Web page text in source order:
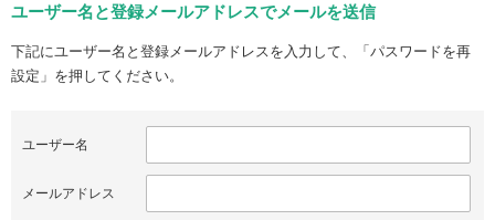
ユーザー名と登録メールアドレスでメールを送信
下記にユーザー名と登録メールアドレスを入力して、「パスワードを再
設定」を押してください。
ユーザー名
メールアドレス